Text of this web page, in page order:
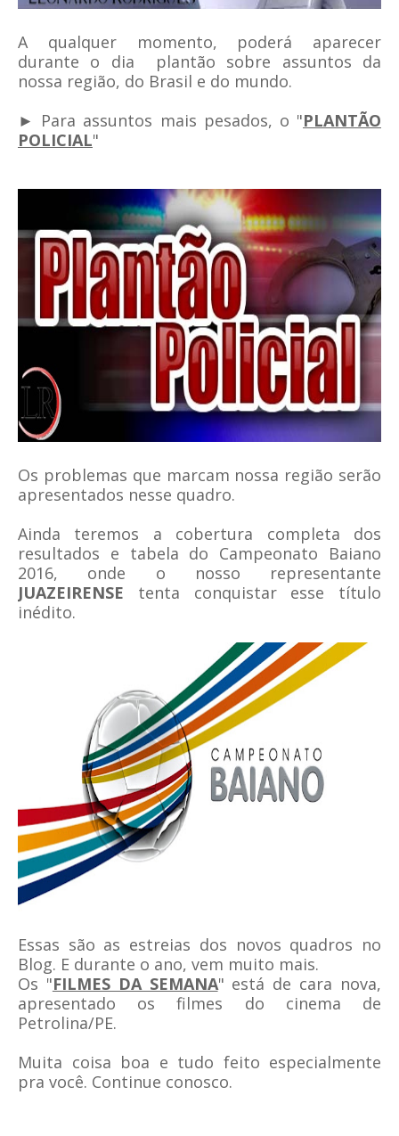
A qualquer momento, poderá aparecer
durante o dia plantão sobre assuntos da
nossa região, do Brasil e do mundo.
► Para assuntos mais pesados, o "PLANTÃO
POLICIAL"
Os problemas que marcam nossa região serão
apresentados nesse quadro.
Ainda teremos a cobertura completa dos
resultados e tabela do Campeonato Baiano
2016, onde o nosso representante
JUAZEIRENSE tenta conquistar esse título
inédito.
Essas são as estreias dos novos quadros no
Blog. E durante o ano, vem muito mais.
Os "FILMES DA SEMANA" está de cara nova,
apresentado os filmes do cinema de
Petrolina/PE.
Muita coisa boa e tudo feito especialmente
pra você. Continue conosco.